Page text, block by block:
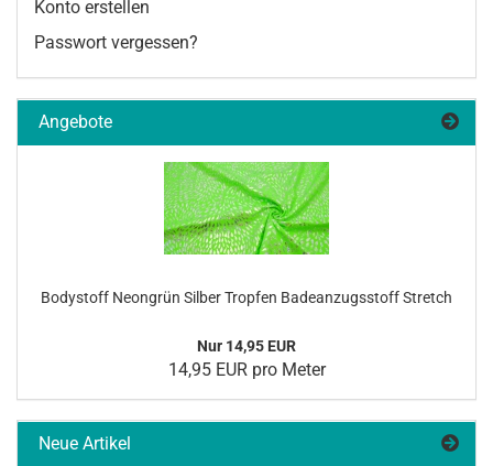
Konto erstellen
Passwort vergessen?
Angebote
Bo­dy­stoff Ne­on­grün Sil­ber Trop­fen Ba­de­an­zugs­stoff Stretch
Nur 14,95 EUR
14,95 EUR pro Meter
Neue Artikel